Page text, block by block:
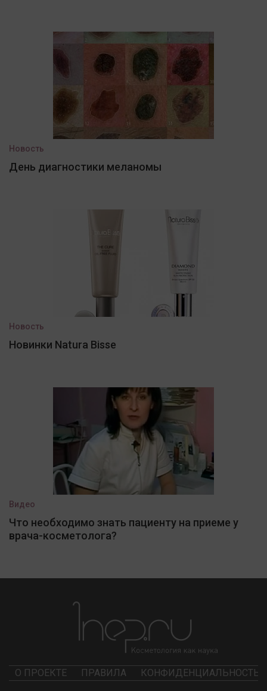
Новость
День диагностики меланомы
Новость
Новинки Natura Bisse
Видео
Что необходимо знать пациенту на приеме у
врача-косметолога?
О ПРОЕКТЕ ПРАВИЛА КОНФИДЕНЦИАЛЬНОСТЬ